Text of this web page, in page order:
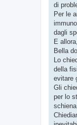
o
di
Per le
dagli
E
Bella
Lo
della
evitare
Gli
per lo